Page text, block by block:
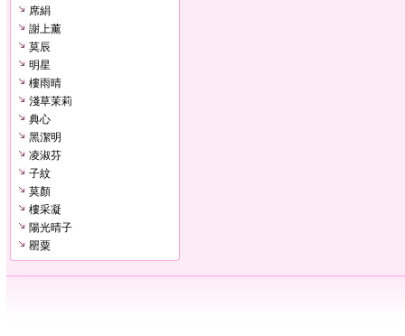
席絹
謝上薰
莫辰
明星
樓雨晴
淺草茉莉
典心
黑潔明
凌淑芬
子紋
莫顏
樓采凝
陽光晴子
罌粟